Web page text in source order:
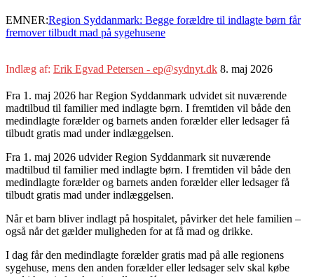
EMNER:Region Syddanmark: Begge forældre til indlagte børn får
fremover tilbudt mad på sygehusene
Indlæg af: Erik Egvad Petersen - ep@sydnyt.dk 8. maj 2026
Fra 1. maj 2026 har Region Syddanmark udvidet sit nuværende
madtilbud til familier med indlagte børn. I fremtiden vil både den
medindlagte forælder og barnets anden forælder eller ledsager få
tilbudt gratis mad under indlæggelsen.
Fra 1. maj 2026 udvider Region Syddanmark sit nuværende
madtilbud til familier med indlagte børn. I fremtiden vil både den
medindlagte forælder og barnets anden forælder eller ledsager få
tilbudt gratis mad under indlæggelsen.
Når et barn bliver indlagt på hospitalet, påvirker det hele familien –
også når det gælder muligheden for at få mad og drikke.
I dag får den medindlagte forælder gratis mad på alle regionens
sygehuse, mens den anden forælder eller ledsager selv skal købe